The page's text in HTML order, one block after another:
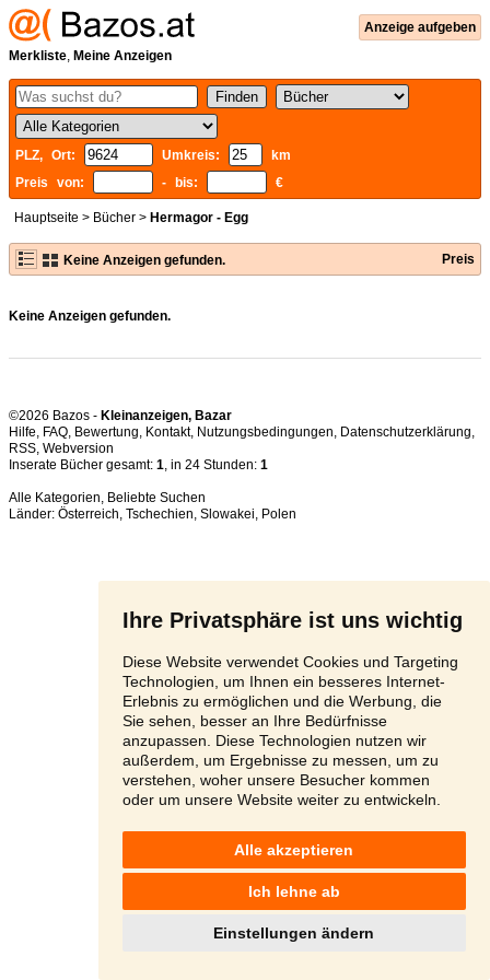
Ihre Privatsphäre ist uns wichtig
Diese Website verwendet Cookies und Targeting
Technologien, um Ihnen ein besseres Internet-
Erlebnis zu ermöglichen und die Werbung, die
Sie sehen, besser an Ihre Bedürfnisse
anzupassen. Diese Technologien nutzen wir
außerdem, um Ergebnisse zu messen, um zu
verstehen, woher unsere Besucher kommen
oder um unsere Website weiter zu entwickeln.
Alle akzeptieren
Ich lehne ab
Einstellungen ändern
Anzeige aufgeben
Merkliste, Meine Anzeigen
PLZ, Ort: Umkreis:
km
Preis von:
- bis: €
Hauptseite > Bücher > Hermagor - Egg
Keine Anzeigen gefunden. Preis
Keine Anzeigen gefunden.
©2026 Bazos - Kleinanzeigen, Bazar
Hilfe, FAQ, Bewertung, Kontakt, Nutzungsbedingungen, Datenschutzerklärung,
RSS,
Inserate Bücher gesamt: 1, in 24 Stunden: 1
Alle Kategorien, Beliebte Suchen
Länder: Österreich, Tschechien, Slowakei, Polen